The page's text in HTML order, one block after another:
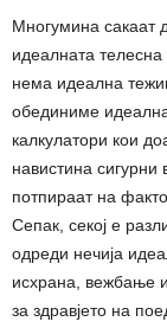
Многумина сакаат
идеалната
нема идеална
обединиме
калкулатори кои
навистина сигурни
потпираат на
Сепак, секој е
одреди нечија
исхрана, вежбање
за здравјето на